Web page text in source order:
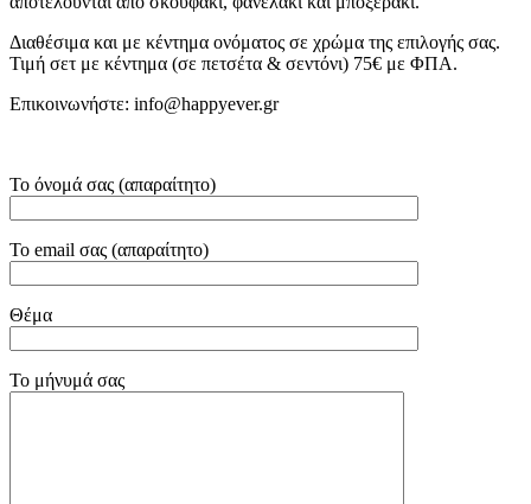
Διαθέσιμα και με κέντημα ονόματος σε χρώμα της επιλογής σας.
Τιμή σετ με κέντημα (σε πετσέτα & σεντόνι) 75€ με ΦΠΑ.
Επικοινωνήστε: info@happyever.gr
Το όνομά σας (απαραίτητο)
Το email σας (απαραίτητο)
Θέμα
Το μήνυμά σας